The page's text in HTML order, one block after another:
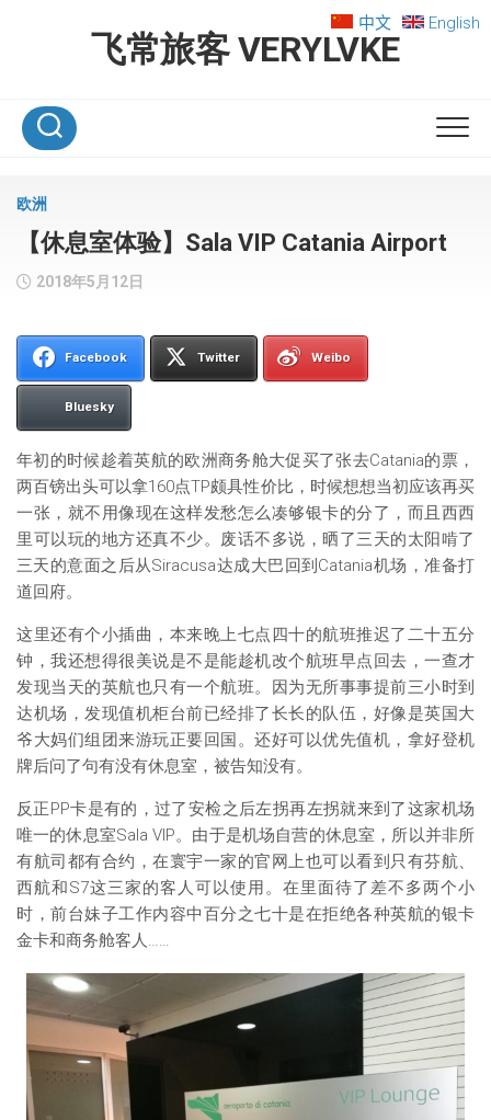
飞常旅客 VERYLVKE
中文 English
欧洲
【休息室体验】Sala VIP Catania Airport
2018年5月12日
Facebook Twitter Weibo
Bluesky
年初的时候趁着英航的欧洲商务舱大促买了张去Catania的票，
两百镑出头可以拿160点TP颇具性价比，时候想想当初应该再买
一张，就不用像现在这样发愁怎么凑够银卡的分了，而且西西
里可以玩的地方还真不少。废话不多说，晒了三天的太阳啃了
三天的意面之后从Siracusa达成大巴回到Catania机场，准备打
道回府。
这里还有个小插曲，本来晚上七点四十的航班推迟了二十五分
钟，我还想得很美说是不是能趁机改个航班早点回去，一查才
发现当天的英航也只有一个航班。因为无所事事提前三小时到
达机场，发现值机柜台前已经排了长长的队伍，好像是英国大
爷大妈们组团来游玩正要回国。还好可以优先值机，拿好登机
牌后问了句有没有休息室，被告知没有。
反正PP卡是有的，过了安检之后左拐再左拐就来到了这家机场
唯一的休息室Sala VIP。由于是机场自营的休息室，所以并非所
有航司都有合约，在寰宇一家的官网上也可以看到只有芬航、
西航和S7这三家的客人可以使用。在里面待了差不多两个小
时，前台妹子工作内容中百分之七十是在拒绝各种英航的银卡
金卡和商务舱客人……